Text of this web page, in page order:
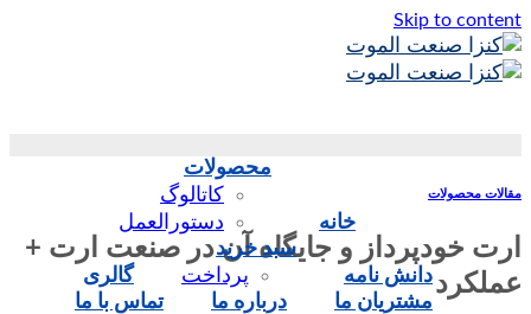
Skip to content
خانه
محصولات
کاتالوگ
دستورالعمل
دانش نامه
سبد خرید
پرداخت
گالری
مشتریان ما
درباره ما تماس‌ با‌ ما
مقالات محصولات
ارت خودپرداز و جایگاه آن در صنعت ارت +
عملکرد